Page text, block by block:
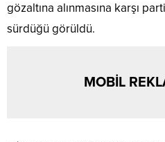
gözaltına alınmasına karşı
sürdüğü görüldü.
MOBİL